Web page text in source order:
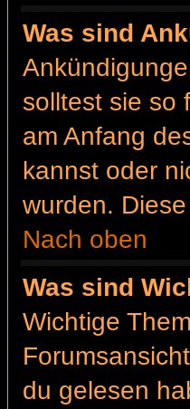
Was sind
solltest sie so
am Anfang
kannst oder
wurden.
Nach oben
Was sind
Wichtige
du gelesen